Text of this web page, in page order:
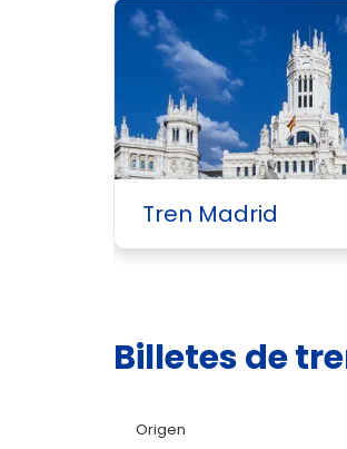
Tren Madrid
Billetes de
Origen